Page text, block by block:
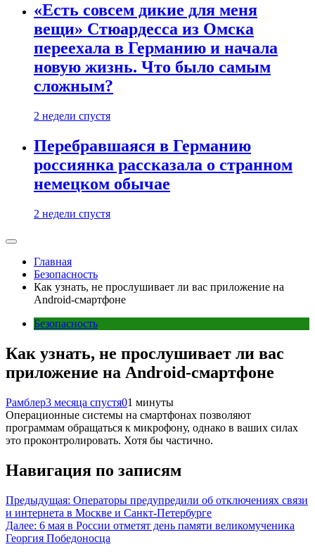
«Есть совсем дикие для меня
вещи» Стюардесса из Омска
переехала в Германию и начала
новую жизнь. Что было самым
сложным?
2 недели спустя
Перебравшаяся в Германию
россиянка рассказала о странном
немецком обычае
2 недели спустя
Главная
Безопасность
Как узнать, не прослушивает ли вас приложение на
Android-смартфоне
Безопасность
Как узнать, не прослушивает ли вас
приложение на Android-смартфоне
Рамблер3 месяца спустя01 минуты
Операционные системы на смартфонах позволяют
программам обращаться к микрофону, однако в ваших силах
это проконтролировать. Хотя бы частично.
Навигация по записям
Предыдущая: Операторы предупредили об отключениях связи
и интернета в Москве и Санкт-Петербурге
Далее: 6 мая в России отметят день памяти великомученика
Георгия Победоносца